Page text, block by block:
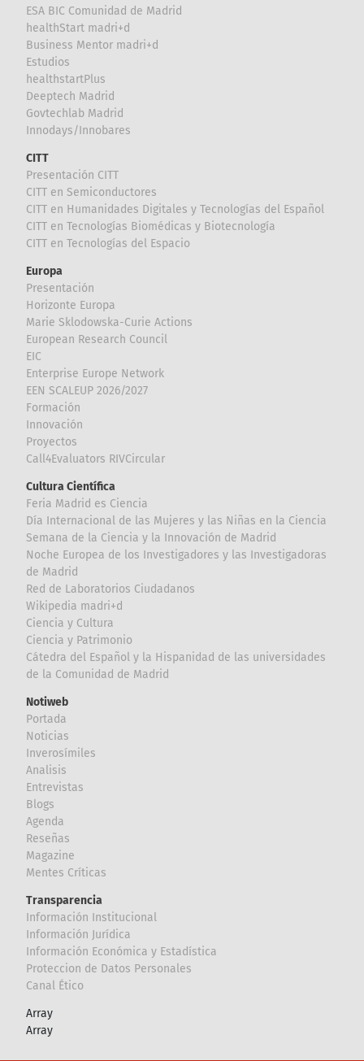
ESA BIC Comunidad de Madrid
healthStart madri+d
Business Mentor madri+d
Estudios
healthstartPlus
Deeptech Madrid
Govtechlab Madrid
Innodays/Innobares
CITT
Presentación CITT
CITT en Semiconductores
CITT en Humanidades Digitales y Tecnologías del Español
CITT en Tecnologías Biomédicas y Biotecnología
CITT en Tecnologías del Espacio
Europa
Presentación
Horizonte Europa
Marie Sklodowska-Curie Actions
European Research Council
EIC
Enterprise Europe Network
EEN SCALEUP 2026/2027
Formación
Innovación
Proyectos
Call4Evaluators RIVCircular
Cultura Científica
Feria Madrid es Ciencia
Día Internacional de las Mujeres y las Niñas en la Ciencia
Semana de la Ciencia y la Innovación de Madrid
Noche Europea de los Investigadores y las Investigadoras
de Madrid
Red de Laboratorios Ciudadanos
Wikipedia madri+d
Ciencia y Cultura
Ciencia y Patrimonio
Cátedra del Español y la Hispanidad de las universidades
de la Comunidad de Madrid
Notiweb
Portada
Noticias
Inverosímiles
Analisis
Entrevistas
Blogs
Agenda
Reseñas
Magazine
Mentes Críticas
Transparencia
Información Institucional
Información Jurídica
Información Económica y Estadística
Proteccion de Datos Personales
Canal Ético
Array
Array